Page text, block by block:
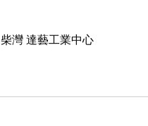
柴灣 達藝工業中心